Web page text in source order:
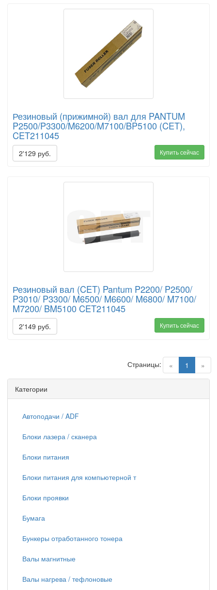
Резиновый (прижимной) вал для PANTUM
P2500/P3300/M6200/M7100/BP5100 (CET),
CET211045
2'129 руб. Купить сейчас
Резиновый вал (CET) Pantum P2200/ P2500/
P3010/ P3300/ M6500/ M6600/ M6800/ M7100/
M7200/ BM5100 CET211045
2'149 руб. Купить сейчас
« 1 (current)
»
Страницы:
Категории
Автоподачи / ADF
Блоки лазера / сканера
Блоки питания
Блоки питания для компьютерной т
Блоки проявки
Бумага
Бункеры отработанного тонера
Валы магнитные
Валы нагрева / тефлоновые